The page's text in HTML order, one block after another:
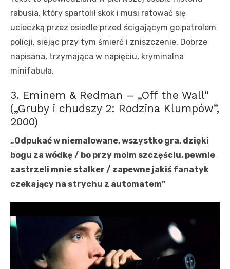
rabusia, który spartolił skok i musi ratować się
ucieczką przez osiedle przed ścigającym go patrolem
policji, siejąc przy tym śmierć i zniszczenie. Dobrze
napisana, trzymająca w napięciu, kryminalna
minifabuła.
3. Eminem & Redman – „Off the Wall”
(„Gruby i chudszy 2: Rodzina Klumpów”,
2000)
„Odpukać w niemalowane, wszystko gra, dzięki
bogu za wódkę / bo przy moim szczęściu, pewnie
zastrzeli mnie stalker / zapewne jakiś fanatyk
czekający na strychu z automatem”